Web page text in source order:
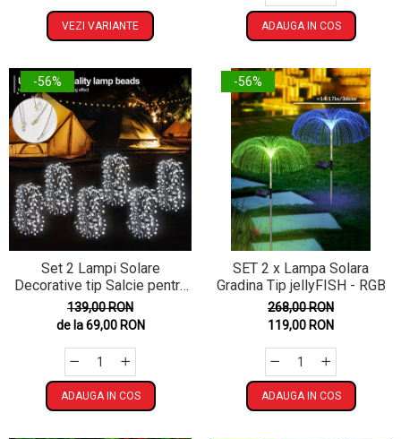
VEZI VARIANTE ADAUGA IN COS
-56%
Set 2 Lampi Solare
Decorative tip Salcie pentru
Curte si Gradina, 120 LED-uri,
Lumina
Calda/Rece/Multicolor
139,00 RON
de la 69,00 RON
ADAUGA IN COS
-56%
SET 2 x Lampa Solara
Gradina Tip jellyFISH - RGB
268,00 RON
119,00 RON
ADAUGA IN COS